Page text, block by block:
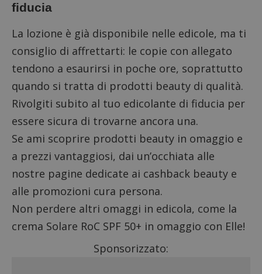
fiducia
La lozione è già disponibile nelle edicole, ma ti
consiglio di affrettarti: le copie con allegato
tendono a esaurirsi in poche ore, soprattutto
quando si tratta di prodotti beauty di qualità.
Rivolgiti subito al tuo edicolante di fiducia per
essere sicura di trovarne ancora una.
Se ami scoprire prodotti beauty in omaggio e
a prezzi vantaggiosi, dai un’occhiata alle
nostre pagine dedicate ai cashback beauty e
alle promozioni cura persona.
Non perdere altri omaggi in edicola, come la
crema Solare RoC SPF 50+ in omaggio con Elle!
Sponsorizzato: